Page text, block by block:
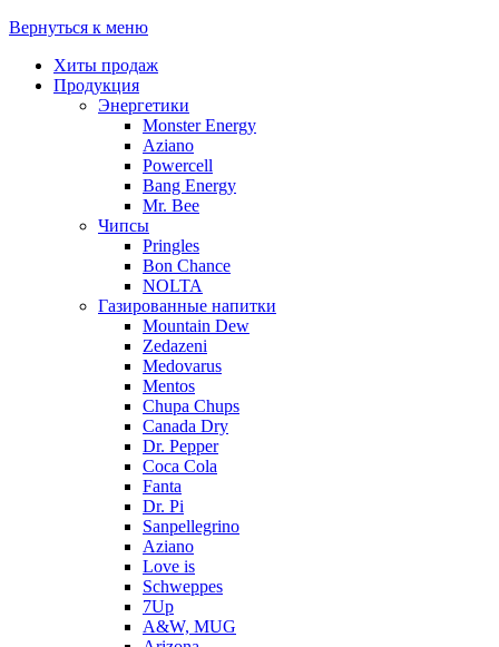
Вернуться к меню
Хиты продаж
Продукция
Энергетики
Monster Energy
Aziano
Powercell
Bang Energy
Mr. Bee
Чипсы
Pringles
Bon Chance
NOLTA
Газированные напитки
Mountain Dew
Zedazeni
Medovarus
Mentos
Chupa Chups
Canada Dry
Dr. Pepper
Coca Cola
Fanta
Dr. Pi
Sanpellegrino
Aziano
Love is
Schweppes
7Up
A&W, MUG